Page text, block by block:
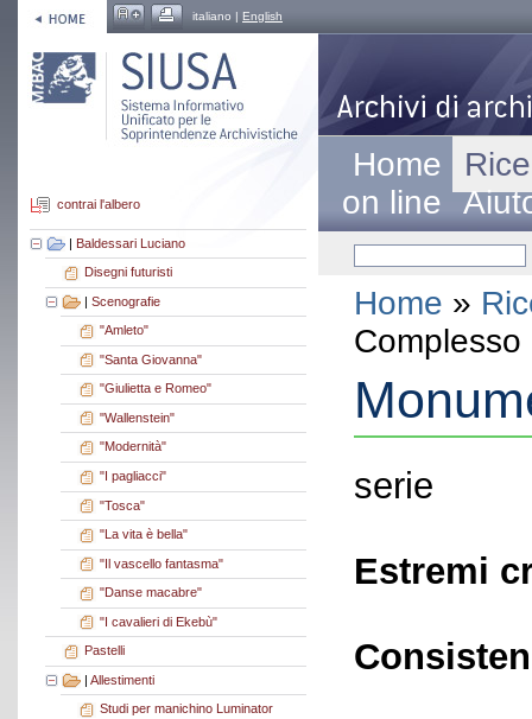
italiano | English
contrai l'albero
| Baldessari Luciano
Disegni futuristi
| Scenografie
"Amleto"
"Santa Giovanna"
"Giulietta e Romeo"
"Wallenstein"
"Modernità"
"I pagliacci"
"Tosca"
"La vita è bella"
"Il vascello fantasma"
"Danse macabre"
"I cavalieri di Ekebù"
Pastelli
| Allestimenti
Studi per manichino Luminator
Home
on line
Home »
serie
Estremi